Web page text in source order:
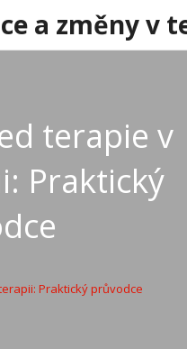
a změny v
terapie v
Praktický
Praktický průvodce